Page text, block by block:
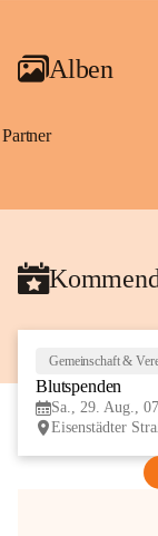
Alben
Partner
Gemeinschaft &
Blutspenden
Sa., 29. Aug.,